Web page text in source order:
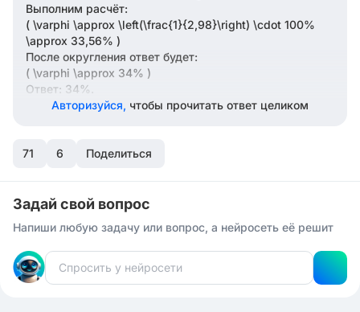
Выполним расчёт:
( \varphi \approx \left(\frac{1}{2,98}\right) \cdot 100%
\approx 33,56% )
После округления ответ будет:
( \varphi \approx 34% )
Ответ: 34%.
Авторизуйся, чтобы прочитать ответ целиком
71 6 Поделиться
Задай свой вопрос
Напиши любую задачу или вопрос, а нейросеть её решит